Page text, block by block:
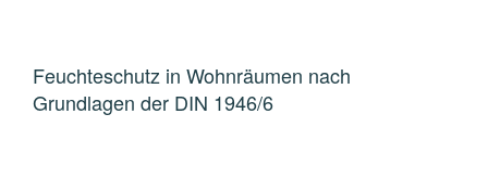
Feuchteschutz in Wohnräumen nach
Grundlagen der DIN 1946/6